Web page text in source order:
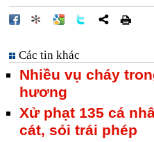
Các tin khác
Nhiều vụ cháy
hương
Xử phạt 135 cá
cát, sỏi trái phép